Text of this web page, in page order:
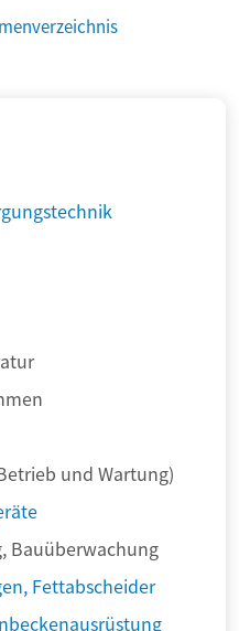
und Wartung)
Bauüberwachung
Fettabscheider